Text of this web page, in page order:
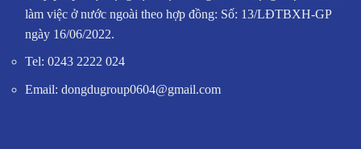
làm việc ở nước ngoài theo hợp đồng: Số: 13/LĐTBXH-GP
ngày 16/06/2022.
Tel: 0243 2222 024
Email: dongdugroup0604@gmail.com